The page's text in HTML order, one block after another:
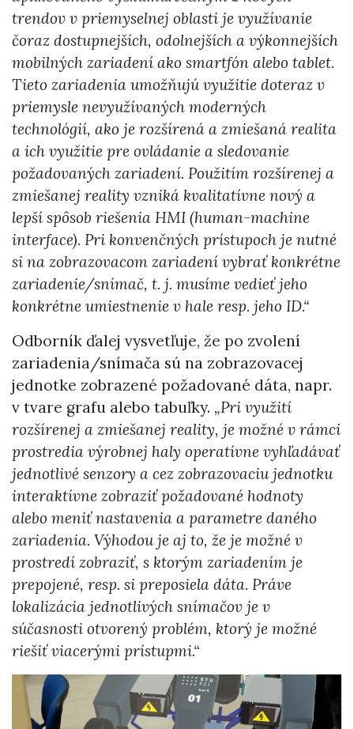
trendov v priemyselnej oblasti je využívanie
čoraz dostupnejších, odolnejších a výkonnejších
mobilných zariadení ako smartfón alebo tablet.
Tieto zariadenia umožňujú využitie doteraz v
priemysle nevyužívaných moderných
technológií, ako je rozšírená a zmiešaná realita
a ich využitie pre ovládanie a sledovanie
požadovaných zariadení. Použitím rozšírenej a
zmiešanej reality vzniká kvalitatívne nový a
lepší spôsob riešenia HMI (human-machine
interface). Pri konvenčných prístupoch je nutné
si na zobrazovacom zariadení vybrať konkrétne
zariadenie/snímač, t. j. musíme vedieť jeho
konkrétne umiestnenie v hale resp. jeho ID.“
Odborník ďalej vysvetľuje, že po zvolení
zariadenia/snímača sú na zobrazovacej
jednotke zobrazené požadované dáta, napr.
v tvare grafu alebo tabuľky. „Pri využití
rozšírenej a zmiešanej reality, je možné v rámci
prostredia výrobnej haly operatívne vyhľadávať
jednotlivé senzory a cez zobrazovaciu jednotku
interaktívne zobraziť požadované hodnoty
alebo meniť nastavenia a parametre daného
zariadenia. Výhodou je aj to, že je možné v
prostredí zobraziť, s ktorým zariadením je
prepojené, resp. si preposiela dáta. Práve
lokalizácia jednotlivých snímačov je v
súčasnosti otvorený problém, ktorý je možné
riešiť viacerými prístupmi.“